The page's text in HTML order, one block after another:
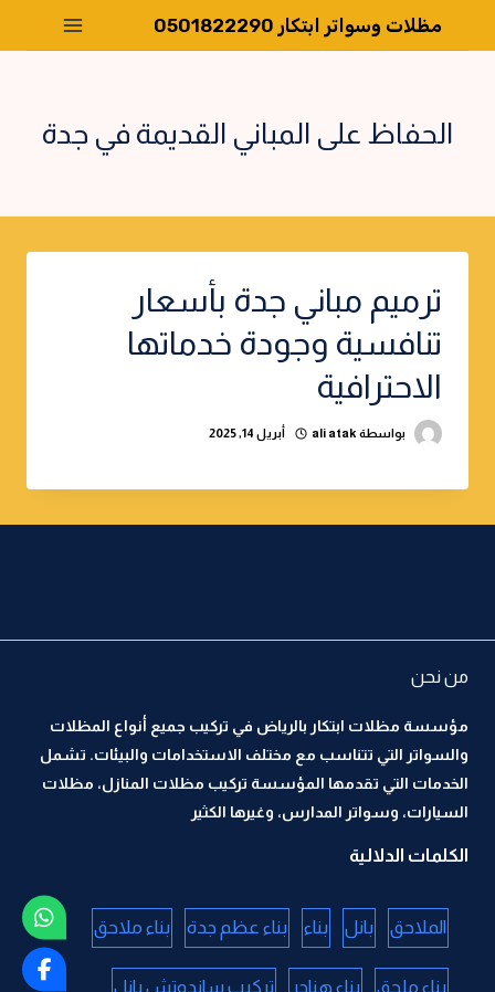
مظلات وسواتر ابتكار 0501822290
الحفاظ على المباني القديمة في جدة
ترميم مباني جدة بأسعار
تنافسية وجودة خدماتها
الاحترافية
بواسطة ali atak أبريل 14, 2025
من نحن
مؤسسة مظلات ابتكار بالرياض في تركيب جميع أنواع المظلات
والسواتر التي تتناسب مع مختلف الاستخدامات والبيئات. تشمل
الخدمات التي تقدمها المؤسسة تركيب مظلات المنازل، مظلات
السيارات، وسواتر المدارس، وغيرها الكثير
الكلمات الدلالية
الملاحق بانل بناء بناء عظم جدة بناء ملاحق
بناء ملحق بناء هناجر تركيب ساندوتش بانل